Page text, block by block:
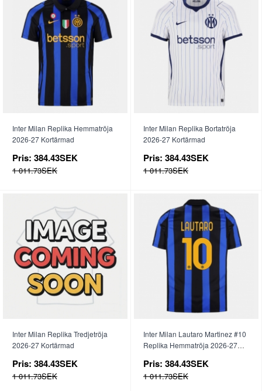
Inter Milan Replika Hemmatröja
2026-27 Kortärmad
Pris: 384.43SEK
1 011.73SEK
Inter Milan Replika Bortatröja
2026-27 Kortärmad
Pris: 384.43SEK
1 011.73SEK
Inter Milan Replika Tredjetröja
2026-27 Kortärmad
Pris: 384.43SEK
1 011.73SEK
Inter Milan Lautaro Martinez #10
Replika Hemmatröja 2026-27
Pris: 384.43SEK
1 011.73SEK